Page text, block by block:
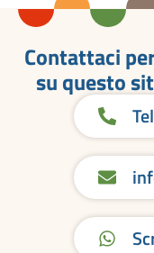
Contattaci
su questo